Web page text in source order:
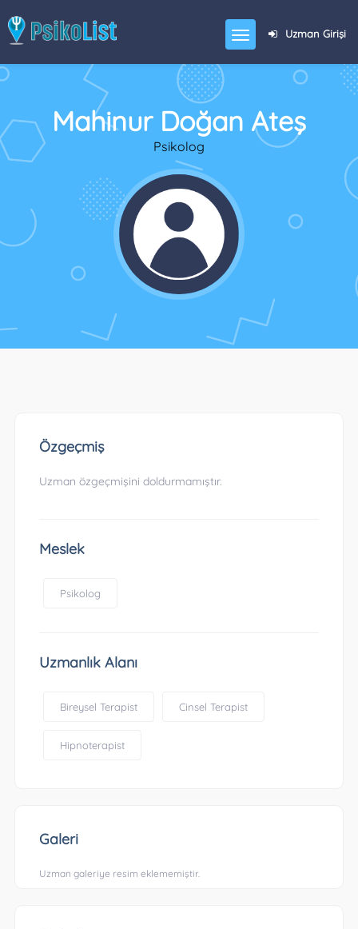
Uzman Girişi
Mahinur Doğan Ateş
Psikolog
Özgeçmiş
Uzman özgeçmişini doldurmamıştır.
Meslek
Psikolog
Uzmanlık Alanı
Bireysel Terapist Cinsel Terapist
Hipnoterapist
Galeri
Uzman galeriye resim eklememiştir.